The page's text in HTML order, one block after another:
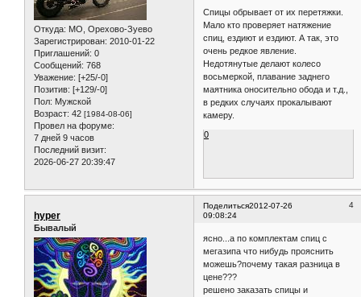
Откуда: МО, Орехово-Зуево
Зарегистрирован: 2010-01-22
Приглашений: 0
Сообщений: 768
Уважение: [+25/-0]
Позитив: [+129/-0]
Пол: Мужской
Возраст: 42 [1984-08-06]
Провел на форуме:
7 дней 9 часов
Последний визит:
2026-06-27 20:39:47
Спицы обрывает от их перетяжки.
Мало кто проверяет натяжение
спиц, ездиют и ездиют. А так, это
очень редкое явление.
Недотянутые делают колесо
восьмеркой, плавание заднего
маятника оносительно обода и т.д.,
в редких случаях прокалывают
камеру.
0
Поделиться 4
2012-07-26
09:08:24
hyper
Бывалый
ясно...а по комплектам спиц с
мегазипа что нибудь прояснить
можешь?почему такая разница в
цене???
решено заказать спицы и